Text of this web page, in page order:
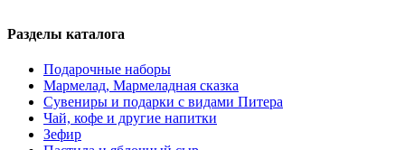
Разделы каталога
Подарочные наборы
Мармелад, Мармеладная сказка
Сувениры и подарки с видами Питера
Чай, кофе и другие напитки
Зефир